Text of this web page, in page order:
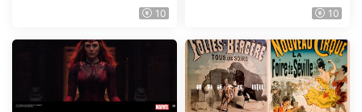
件 Contour V2.2.2 WinMac10
片质感DCTL节点调色预设 M
T V4.0
10